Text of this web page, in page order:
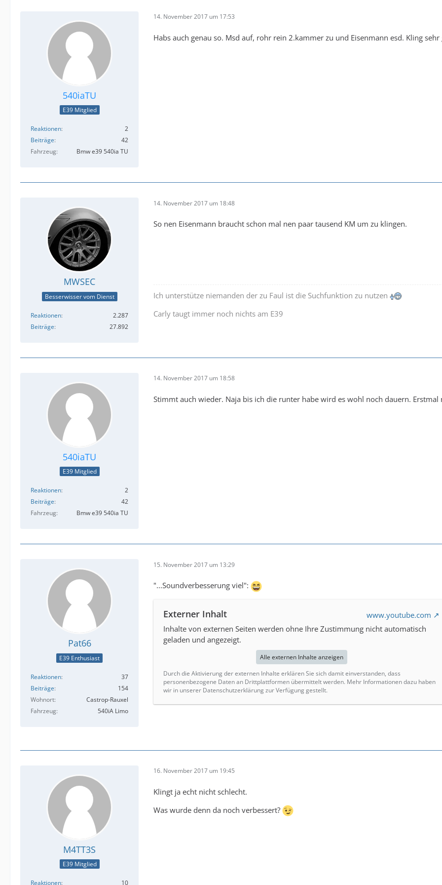
540iaTU
E39 Mitglied
Reaktionen
2
Beiträge
42
Fahrzeug
Bmw e39 540ia TU
14. November 2017 um 17:53
Habs auch genau so. Msd auf, rohr rein 2.kammer zu und Eisenmann esd. Kling
MWSEC
Besserwisser vom Dienst
Reaktionen
2.287
Beiträge
27.892
14. November 2017 um 18:48
So nen Eisenmann braucht schon mal nen paar tausend KM um zu klingen.
Ich unterstütze niemanden der zu Faul ist die Suchfunktion zu nutzen
Carly taugt immer noch nichts am E39
540iaTU
E39 Mitglied
Reaktionen
2
Beiträge
42
Fahrzeug
Bmw e39 540ia TU
14. November 2017 um 18:58
Stimmt auch wieder. Naja bis ich die runter habe wird es wohl noch dauern.
Pat66
E39 Enthusiast
Reaktionen
37
Beiträge
154
Wohnort
Castrop-Rauxel
Fahrzeug
540iA Limo
15. November 2017 um 13:29
"...Soundverbesserung viel":
Externer Inhalt
www.youtube.com
Inhalte von externen Seiten werden ohne Ihre Zustimmung nicht automatisch
geladen und angezeigt.
Alle externen Inhalte anzeigen
Durch die Aktivierung der externen Inhalte erklären Sie sich damit einverstanden, dass
personenbezogene Daten an Drittplattformen übermittelt werden. Mehr Informationen dazu haben
wir in unserer Datenschutzerklärung zur Verfügung gestellt.
M4TT3S
E39 Mitglied
Reaktionen 10
16. November 2017 um 19:45
Klingt ja echt nicht schlecht.
Was wurde denn da noch verbessert?